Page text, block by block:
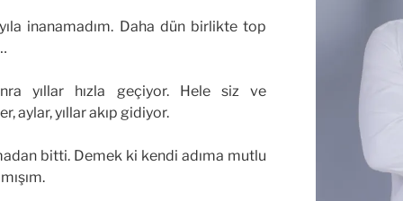
inanamadım. Daha dün birlikte top
yıllar hızla geçiyor. Hele siz ve
aylar, yıllar akıp gidiyor.
bitti. Demek ki kendi adıma mutlu